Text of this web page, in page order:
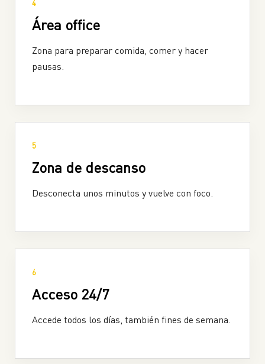
4
Área office
Zona para preparar comida, comer y hacer
pausas.
5
Zona de descanso
Desconecta unos minutos y vuelve con foco.
6
Acceso 24/7
Accede todos los días, también fines de semana.